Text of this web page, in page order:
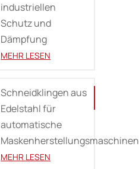
industriellen
Schutz und
Dämpfung
MEHR LESEN
Schneidklingen aus
Edelstahl für
automatische
Maskenherstellungsmaschinen
MEHR LESEN